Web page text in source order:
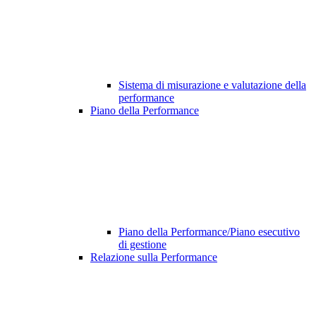
Sistema di misurazione e valutazione della
performance
Piano della Performance
Piano della Performance/Piano esecutivo
di gestione
Relazione sulla Performance